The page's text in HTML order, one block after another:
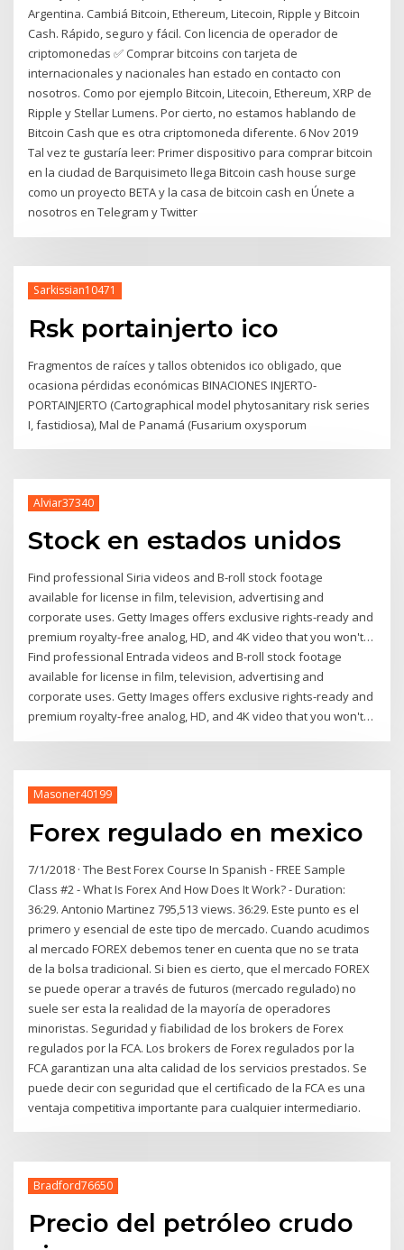
Argentina. Cambiá Bitcoin, Ethereum, Litecoin, Ripple y Bitcoin
Cash. Rápido, seguro y fácil. Con licencia de operador de
criptomonedas ✅ Comprar bitcoins con tarjeta de
internacionales y nacionales han estado en contacto con
nosotros. Como por ejemplo Bitcoin, Litecoin, Ethereum, XRP de
Ripple y Stellar Lumens. Por cierto, no estamos hablando de
Bitcoin Cash que es otra criptomoneda diferente. 6 Nov 2019
Tal vez te gustaría leer: Primer dispositivo para comprar bitcoin
en la ciudad de Barquisimeto llega Bitcoin cash house surge
como un proyecto BETA y la casa de bitcoin cash en Únete a
nosotros en Telegram y Twitter
Sarkissian10471
Rsk portainjerto ico
Fragmentos de raíces y tallos obtenidos ico obligado, que
ocasiona pérdidas económicas BINACIONES INJERTO-
PORTAINJERTO (Cartographical model phytosanitary risk series
I, fastidiosa), Mal de Panamá (Fusarium oxysporum
Alviar37340
Stock en estados unidos
Find professional Siria videos and B-roll stock footage
available for license in film, television, advertising and
corporate uses. Getty Images offers exclusive rights-ready and
premium royalty-free analog, HD, and 4K video that you won't…
Find professional Entrada videos and B-roll stock footage
available for license in film, television, advertising and
corporate uses. Getty Images offers exclusive rights-ready and
premium royalty-free analog, HD, and 4K video that you won't…
Masoner40199
Forex regulado en mexico
7/1/2018 · The Best Forex Course In Spanish - FREE Sample
Class #2 - What Is Forex And How Does It Work? - Duration:
36:29. Antonio Martinez 795,513 views. 36:29. Este punto es el
primero y esencial de este tipo de mercado. Cuando acudimos
al mercado FOREX debemos tener en cuenta que no se trata
de la bolsa tradicional. Si bien es cierto, que el mercado FOREX
se puede operar a través de futuros (mercado regulado) no
suele ser esta la realidad de la mayoría de operadores
minoristas. Seguridad y fiabilidad de los brokers de Forex
regulados por la FCA. Los brokers de Forex regulados por la
FCA garantizan una alta calidad de los servicios prestados. Se
puede decir con seguridad que el certificado de la FCA es una
ventaja competitiva importante para cualquier intermediario.
Bradford76650
Precio del petróleo crudo